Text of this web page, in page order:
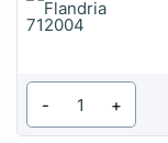
- +